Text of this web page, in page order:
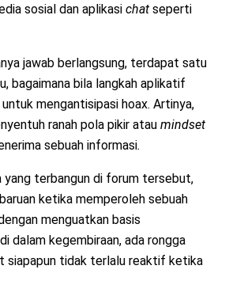
sosial dan aplikasi chat seperti
jawab berlangsung, terdapat satu
bagaimana bila langkah aplikatif
mengantisipasi hoax. Artinya,
ranah pola pikir atau mindset
sebuah informasi.
yang terbangun di forum tersebut,
ketika memperoleh sebuah
menguatkan basis
dalam kegembiraan, ada rongga
siapapun tidak terlalu reaktif ketika